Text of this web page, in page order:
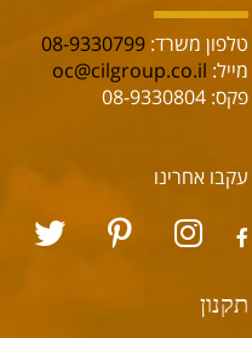
טלפון משרד: 08-9330799
מייל: oc@cilgroup.co.il
פקס: 08-9330804
עקבו אחרינו
תקנון